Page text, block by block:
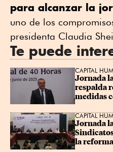
para alcanzar la
uno de los
presidenta Claudia
Te puede
CAPITAL
Jornada
respalda
medidas
CAPITAL
Jornada
la